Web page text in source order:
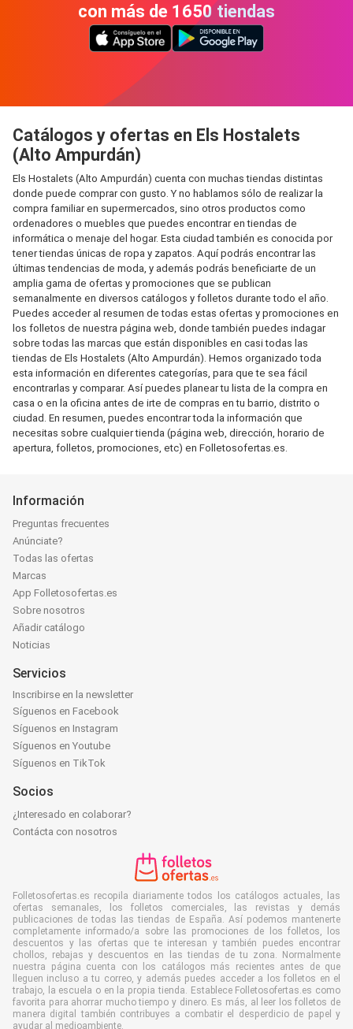
con más de 1650 tiendas
Catálogos y ofertas en Els Hostalets
(Alto Ampurdán)
Els Hostalets (Alto Ampurdán) cuenta con muchas tiendas distintas
donde puede comprar con gusto. Y no hablamos sólo de realizar la
compra familiar en supermercados, sino otros productos como
ordenadores o muebles que puedes encontrar en tiendas de
informática o menaje del hogar. Esta ciudad también es conocida por
tener tiendas únicas de ropa y zapatos. Aquí podrás encontrar las
últimas tendencias de moda, y además podrás beneficiarte de un
amplia gama de ofertas y promociones que se publican
semanalmente en diversos catálogos y folletos durante todo el año.
Puedes acceder al resumen de todas estas ofertas y promociones en
los folletos de nuestra página web, donde también puedes indagar
sobre todas las marcas que están disponibles en casi todas las
tiendas de Els Hostalets (Alto Ampurdán). Hemos organizado toda
esta información en diferentes categorías, para que te sea fácil
encontrarlas y comparar. Así puedes planear tu lista de la compra en
casa o en la oficina antes de irte de compras en tu barrio, distrito o
ciudad. En resumen, puedes encontrar toda la información que
necesitas sobre cualquier tienda (página web, dirección, horario de
apertura, folletos, promociones, etc) en Folletosofertas.es.
Información
Preguntas frecuentes
Anúnciate?
Todas las ofertas
Marcas
App Folletosofertas.es
Sobre nosotros
Añadir catálogo
Noticias
Servicios
Inscribirse en la newsletter
Síguenos en Facebook
Síguenos en Instagram
Síguenos en Youtube
Síguenos en TikTok
Socios
¿Interesado en colaborar?
Contácta con nosotros
Folletosofertas.es recopila diariamente todos los catálogos actuales, las
ofertas semanales, los folletos comerciales, las revistas y demás
publicaciones de todas las tiendas de España. Así podemos mantenerte
completamente informado/a sobre las promociones de los folletos, los
descuentos y las ofertas que te interesan y también puedes encontrar
chollos, rebajas y descuentos en las tiendas de tu zona. Normalmente
nuestra página cuenta con los catálogos más recientes antes de que
lleguen incluso a tu correo, y además puedes acceder a los folletos en el
trabajo, la escuela o en la propia tienda. Establece Folletosofertas.es como
favorita para ahorrar mucho tiempo y dinero. Es más, al leer los folletos de
manera digital también contribuyes a combatir el desperdicio de papel y
ayudar al medioambiente.